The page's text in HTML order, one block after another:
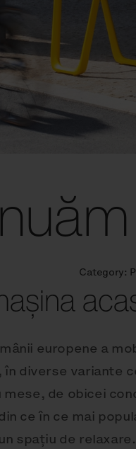
Category:
europene a
diverse variante
de obicei
ce în ce mai
spațiu de relaxare.